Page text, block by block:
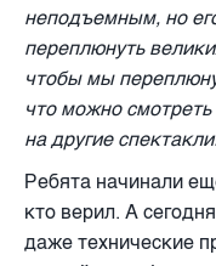
неподъемным, но
переплюнуть
чтобы мы
что можно
на другие
Ребята начинали
кто верил. А
даже технические